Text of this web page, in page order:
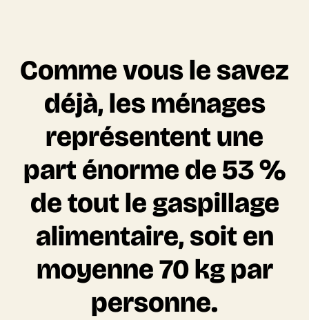
Comme vous le savez
déjà, les ménages
représentent une
part énorme de 53 %
de tout le gaspillage
alimentaire, soit en
moyenne 70 kg par
personne.